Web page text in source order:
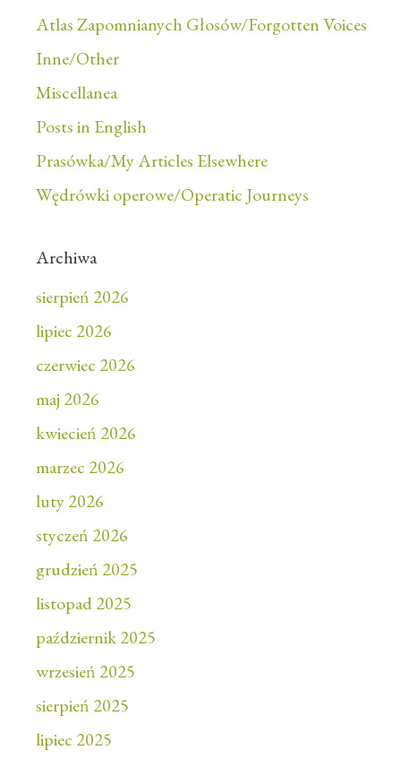
Atlas Zapomnianych Głosów/Forgotten Voices
Inne/Other
Miscellanea
Posts in English
Prasówka/My Articles Elsewhere
Wędrówki operowe/Operatic Journeys
Archiwa
sierpień 2026
lipiec 2026
czerwiec 2026
maj 2026
kwiecień 2026
marzec 2026
luty 2026
styczeń 2026
grudzień 2025
listopad 2025
październik 2025
wrzesień 2025
sierpień 2025
lipiec 2025